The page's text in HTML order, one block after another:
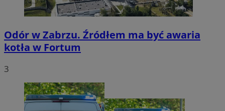
Odór w Zabrzu. Źródłem ma być awaria
kotła w Fortum
3